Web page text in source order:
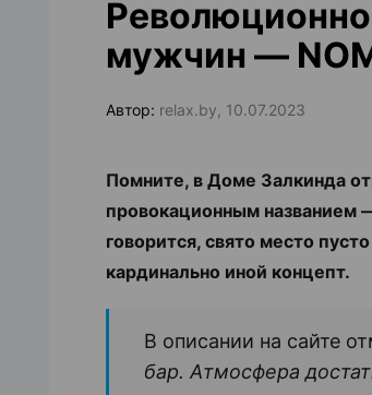
мужчин —
Автор: relax.by, 10.07.2023
Помните, в Доме Залкинда
провокационным названием
говорится, свято место
кардинально иной концепт.
В описании на сайте
бар. Атмосфера